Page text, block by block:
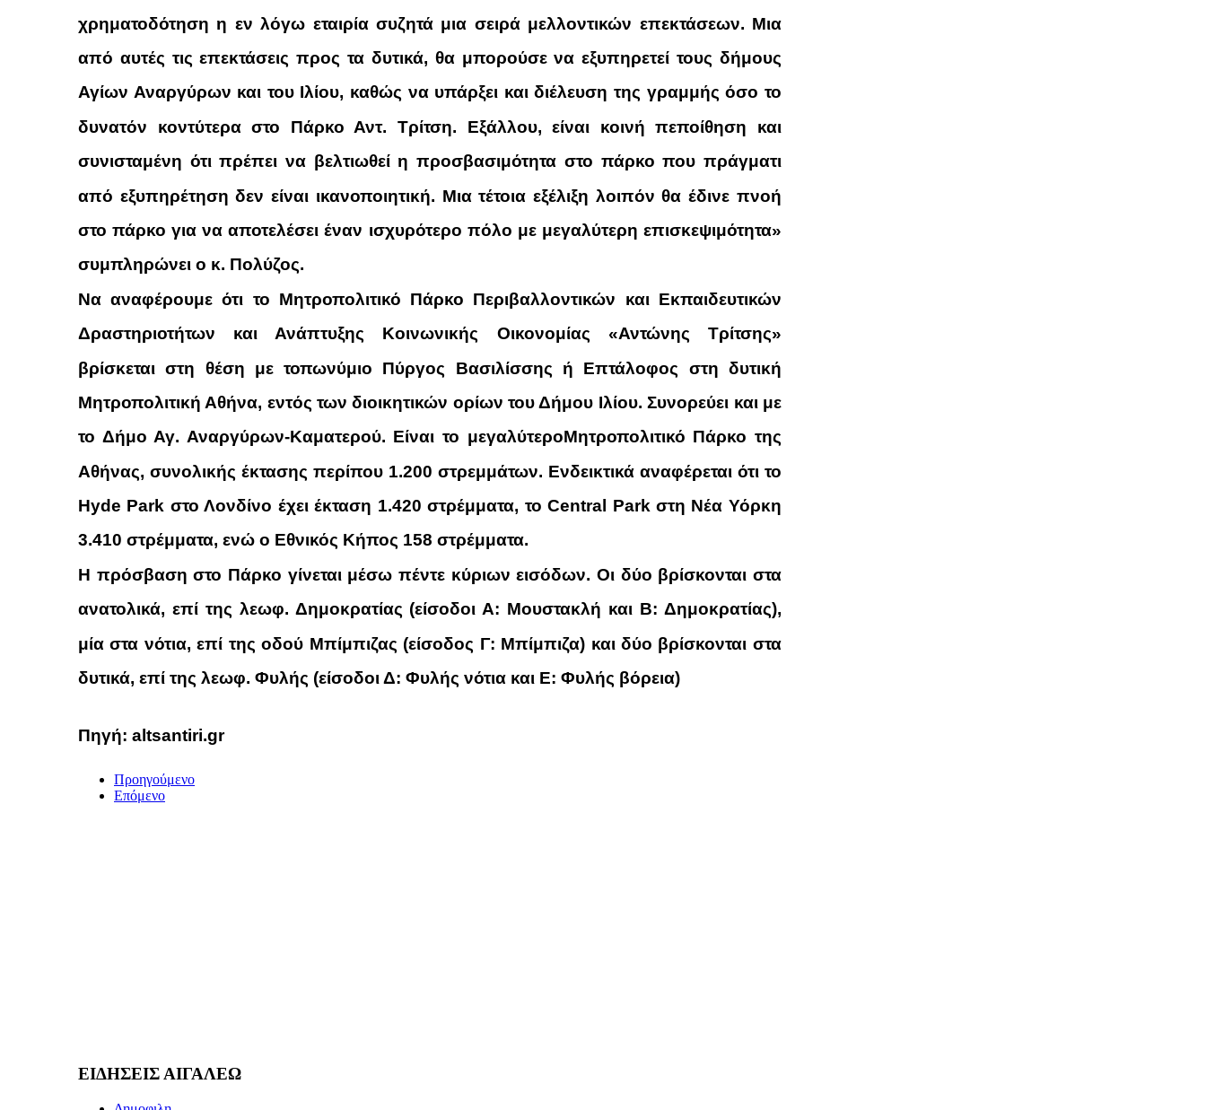
χρηματοδότηση η εν λόγω εταιρία συζητά μια σειρά μελλοντικών επεκτάσεων. Μια
από αυτές τις επεκτάσεις προς τα δυτικά, θα μπορούσε να εξυπηρετεί τους δήμους
Αγίων Αναργύρων και του Ιλίου, καθώς να υπάρξει και διέλευση της γραμμής όσο το
δυνατόν κοντύτερα στο Πάρκο Αντ. Τρίτση. Εξάλλου, είναι κοινή πεποίθηση και
συνισταμένη ότι πρέπει να βελτιωθεί η προσβασιμότητα στο πάρκο που πράγματι
από εξυπηρέτηση δεν είναι ικανοποιητική. Μια τέτοια εξέλιξη λοιπόν θα έδινε πνοή
στο πάρκο για να αποτελέσει έναν ισχυρότερο πόλο με μεγαλύτερη επισκεψιμότητα»
συμπληρώνει ο κ. Πολύζος.
Να αναφέρουμε ότι το Μητροπολιτικό Πάρκο Περιβαλλοντικών και Εκπαιδευτικών
Δραστηριοτήτων και Ανάπτυξης Κοινωνικής Οικονομίας «Αντώνης Τρίτσης»
βρίσκεται στη θέση με τοπωνύμιο Πύργος Βασιλίσσης ή Επτάλοφος στη δυτική
Μητροπολιτική Αθήνα, εντός των διοικητικών ορίων του Δήμου Ιλίου.Συνορεύει και με
το Δήμο Αγ. Αναργύρων-Καματερού. Είναι το μεγαλύτεροΜητροπολιτικό Πάρκο της
Αθήνας, συνολικής έκτασης περίπου 1.200 στρεμμάτων. Ενδεικτικά αναφέρεται ότι το
Hyde Park στο Λονδίνο έχει έκταση 1.420 στρέμματα, το Central Park στη Νέα Υόρκη
3.410 στρέμματα, ενώ ο Εθνικός Κήπος 158 στρέμματα.
Η πρόσβαση στο Πάρκο γίνεται μέσω πέντε κύριων εισόδων. Οι δύο βρίσκονται στα
ανατολικά, επί της λεωφ. Δημοκρατίας (είσοδοι Α: Μουστακλή και Β: Δημοκρατίας),
μία στα νότια, επί της οδού Μπίμπιζας (είσοδος Γ: Μπίμπιζα) και δύο βρίσκονται στα
δυτικά, επί της λεωφ. Φυλής (είσοδοι Δ: Φυλής νότια και Ε: Φυλής βόρεια)
Πηγή: altsantiri.gr
Προηγούμενο
Επόμενο
ΕΙΔΗΣΕΙΣ ΑΙΓΑΛΕΩ